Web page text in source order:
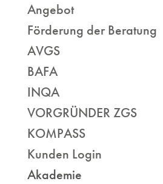
Angebot
Förderung der Beratung
AVGS
BAFA
INQA
VORGRÜNDER ZGS
KOMPASS
Kunden Login
Akademie